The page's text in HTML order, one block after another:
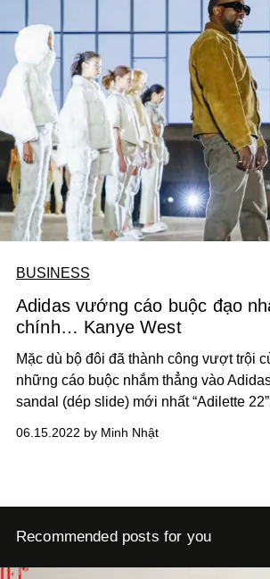
BUSINESS
Adidas vướng cáo buộc đạo
chính… Kanye West
Mặc dù bộ đôi đã thành công vượt trội
những cáo buộc nhắm thẳng vào
sandal (dép slide) mới nhất “Adilette
06.15.2022 by Minh Nhật
Recommended posts for you